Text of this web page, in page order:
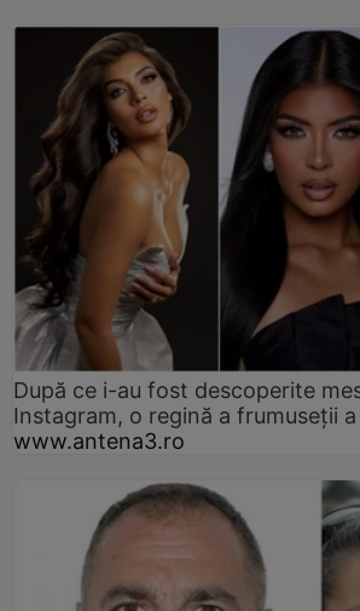
După ce i-au fost descoperite
Instagram, o regină a frumuseții
www.antena3.ro